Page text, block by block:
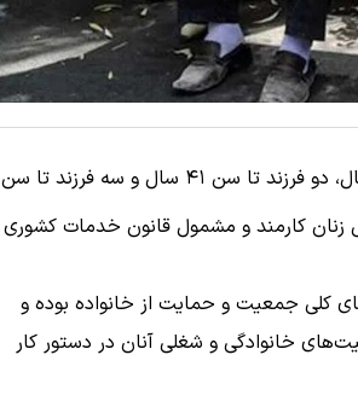
طبق این قانون، بانوان دارای یک فرزند تا سن ۴۲ سال، دو فرزند تا سن ۴۱ سال و سه فرزند تا سن
زنان کارمند و مشمول قانون خدمات کشوری
کلی جمعیت و حمایت از خانواده بوده و
خانوادگی و شغلی آنان در دستور کار